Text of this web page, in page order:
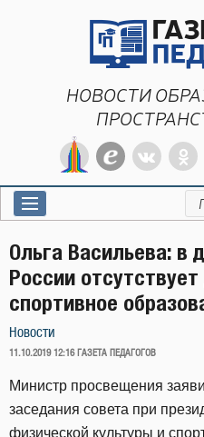
НОВОСТИ
Ольга Васильева: в
России
спортивное
Новости
ОПУБЛИКОВАНО
11.10.2019 12:16 ГАЗЕТА ПЕДАГОГОВ
Министр просвещения
заседания совета при
физической культуры и